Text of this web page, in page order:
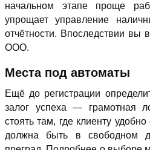
начальном этапе проще
упрощает управление
отчётности. Впоследствии вы
ООО.
Места под автоматы
Ещё до регистрации
залог успеха — грамотная
стоять там, где клиенту
должна быть в свободном